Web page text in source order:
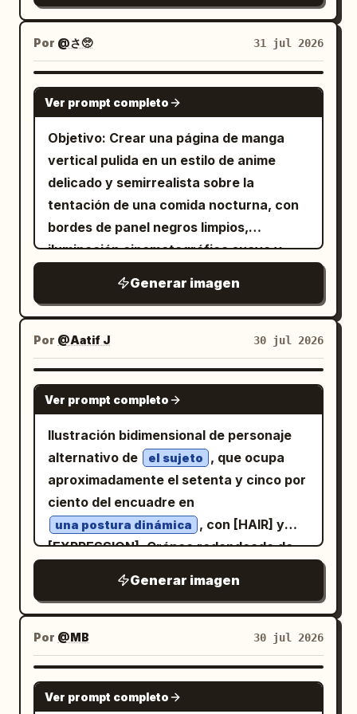
monocromático cálido color arroz +
marrón claro + blanco crema, sombras
simples, como el manga de estilo de vida
japonés o ilustraciones reconfortantes.
globos de diálogo debe ser correcto,
claro, sin caracteres distorsionados o
deformados. Evitar: fotografía realista,
renderizado 3D, colores brillantes,
fondos complejos, deformación facial de
los personajes, texto ilegible, sensación
de calcomanía barata.
gruesos, proporciones lúdicas y una
composición de paisaje casi cuadrada.
Evita el fotorrealismo, los degradados, el
arte de líneas finas o texto adicional.
número de página 「2/4」 en la parte
superior derecha y el nombre del artista
「@_sagyo」 centrado en la parte
inferior. Transformaciones de las
viñetas: 1. Viñeta ancha superior: Ilustra
hermosa mujer joven en una cocina
cálida, sosteniendo un tazón de tofu con
guarnición verde. Mantén un globo de
texto vertical con 「じゃ…お豆腐にめんつ
ゆかけて…！」. 2. Viñeta diagonal central
posición “malvado” con una versión
demoníaca de cabello plateado del
personaje masculino, con cuernos
negros, alas de murciélago oscuras, una
pose seria con los brazos cruzados y un
fondo púrpura siniestro. Incluye
exactamente 2 globos de texto: 「ちっ…
冷奴は正直おいしいので何も言えません…」
y 「せめてネギとかかは載せましょう それく
らいの悪は許されます」. 3. Viñeta
diagonal central derecha: Reemplaza el
marcador de posición “ángel” con el
mismo personaje masculino de cabello
plateado como un ángel, sonriendo con
las manos juntas, alas blancas, un halo
brillante, destellos, flores y un cálido
fondo celestial dorado. Incluye
exactamente 2 globos de texto: 「ま
ぁ…！夜食界の優等生ですよ…」 y 「えらい
です…」. 4. Viñeta ancha inferior:
pero reemplaza los cuadros de marcador
de posición azules con ilustraciones de
personajes terminadas y redibuja las
viñetas de forma limpia. Objetivo: Crear
una página de manga terminada titulada
夜食 , página
, basada en el
storyboard de referencia. Diseño:
Mantén exactamente 4 viñetas visibles:
1 viñeta ancha en la parte superior, 2
viñetas inclinadas en el medio una al
lado de la otra y 1 viñeta ancha en la
parte inferior. Usa bordes de viñeta de
manga negros y limpios, con las dos
viñetas centrales divididas por un
espacio inclinado. Agrega el nombre del
artista centrado en la parte inferior:
. Reemplazos de personajes: -
Reemplaza el marcador de posición “あち
cabello largo y oscuro, ojos expresivos
estilo shoujo y una camisa de cuadros
marrón con un chaleco oscuro. -
Reemplaza el marcador de posición “悪魔
ファブち” con un apuesto hombre
negros, alas de murciélago oscuras,
expresión seria y ropa oscura. -
Reemplaza el marcador de posición “天使
ファブち” con una versión ángel del
mismo hombre, de cabello plateado y
sonriente, con alas blancas, un halo
brillante, manos juntas y una atmósfera
Por @さ🥺 31 jul 2026
GPT IMAGE 2
Ver prompt completo
Objetivo: Crear una página de manga
vertical pulida en un estilo de anime
delicado y semirrealista sobre la
tentación de una comida nocturna, con
bordes de panel negros limpios,
iluminación cinematográfica suave y
Página de manga en formato vertical,
relación de aspecto aproximada de 3:4,
margen exterior blanco. Coloca el título
「夜食」 en la parte superior izquierda y
el número de página 「1/4」 en la parte
superior derecha. Añade una pequeña
firma centrada en la parte inferior:
@_sagyo. Diseño: Usa exactamente 4
paneles. El panel 1 es un panel superior
ancho que ocupa aproximadamente la
mitad de la altura de la página. Los
paneles 2 y 3 son dos paneles más
pequeños e iguales, uno al lado del otro
en la fila central. El panel 4 es un panel
inferior ancho. Usa separadores negros
gruesos entre los paneles. Panel 1: Una
cocina-comedor tenue de color azul a
medianoche. Una joven delgada llamada
una joven de rasgos suaves
Generar imagen
Por @Aatif J 30 jul 2026
GPT IMAGE 2
Ver prompt completo
Ilustración bidimensional de personaje
alternativo de
el sujeto
, que ocupa
aproximadamente el setenta y cinco por
ciento del encuadre en
una postura dinámica
, con [HAIR] y
[EXPRESSION]. Cráneo redondeado de
corta y aplanada, mandíbula estrecha,
cuello largo y delgado, orejas
ligeramente sobredimensionadas, ojos
ovalados enormes y pálidos con pupilas
diminutas descentradas, cejas negras
horizontales extremadamente gruesas,
Generar imagen
Por @MB 30 jul 2026
GPT IMAGE 2
Ver prompt completo